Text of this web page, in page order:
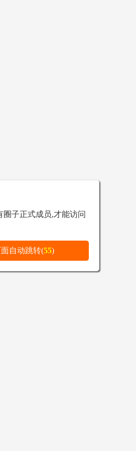
圈子正式成员,才能访问
自动跳转(55)